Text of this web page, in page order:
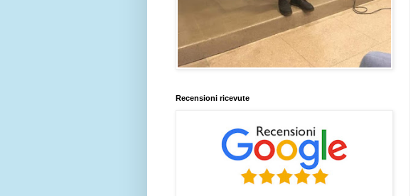
Recensioni ricevute